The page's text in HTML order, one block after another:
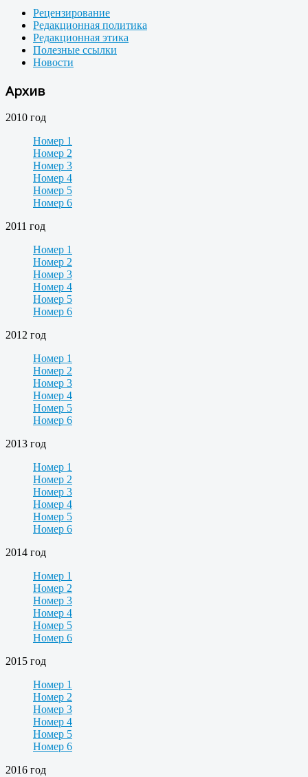
Рецензирование
Редакционная политика
Редакционная этика
Полезные ссылки
Новости
Архив
2010 год
Номер 1
Номер 2
Номер 3
Номер 4
Номер 5
Номер 6
2011 год
Номер 1
Номер 2
Номер 3
Номер 4
Номер 5
Номер 6
2012 год
Номер 1
Номер 2
Номер 3
Номер 4
Номер 5
Номер 6
2013 год
Номер 1
Номер 2
Номер 3
Номер 4
Номер 5
Номер 6
2014 год
Номер 1
Номер 2
Номер 3
Номер 4
Номер 5
Номер 6
2015 год
Номер 1
Номер 2
Номер 3
Номер 4
Номер 5
Номер 6
2016 год